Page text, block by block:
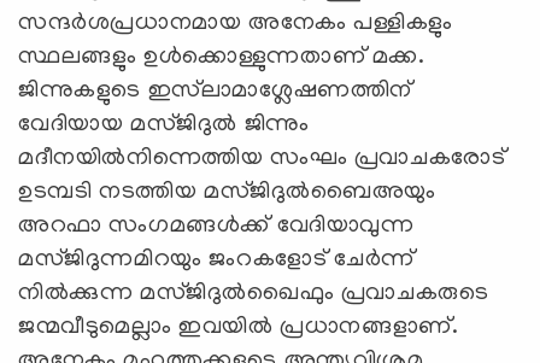
സന്ദര്‍ശപ്രധാനമായ അനേകം പള്ളികളും
സ്ഥലങ്ങളും ഉള്‍ക്കൊള്ളുന്നതാണ് മക്ക.
ജിന്നുകളുടെ ഇസ്‍ലാമാശ്ലേഷണത്തിന്
വേദിയായ മസ്ജിദുല്‍ ജിന്നും
മദീനയില്‍നിന്നെത്തിയ സംഘം പ്രവാചകരോട്
ഉടമ്പടി നടത്തിയ മസ്ജിദുല്‍ബൈഅയും
അറഫാ സംഗമങ്ങള്‍ക്ക് വേദിയാവുന്ന
മസ്ജിദുന്നമിറയും ജംറകളോട് ചേര്‍ന്ന്
നില്‍ക്കുന്ന മസ്ജിദുല്‍ഖൈഫും പ്രവാചകരുടെ
ജന്മവീടുമെല്ലാം ഇവയില്‍ പ്രധാനങ്ങളാണ്.